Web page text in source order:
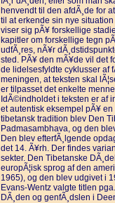
henvendt til den afdÃ¸de for
til at erkende sin nye
viser sig pÃ¥ forskellige
kapitler om forskellige tegn
udfÃ¸res, nÃ¥r
sted. PÃ¥ den mÃ¥de vil det
de lidelsesfyldte cyklusser af
meningen, at teksten skal
er tilpasset det enkelte
IdÃ©indholdet i teksten er af
et autentisk eksempel pÃ¥ en
tibetansk tradition blev Den
Padmasambhava, og den
Den blev efterfÃ¸lgende
det 14. Ã¥rh. Der findes
sekter. Den Tibetanske
europÃ¦isk sprog af den
1965), og den blev udgivet i
Evans-Wentz valgte titlen
DÃ¸den og genfÃ¸dslen i